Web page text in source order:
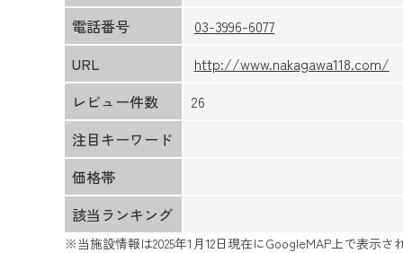
電話番号
03-3996-6077
URL
http://www.nakagawa118.com/
レビュー件数
26
注目キーワード
価格帯
該当ランキング
※当施設情報は2025年1月12日現在にGoogleMAP上で表示さ